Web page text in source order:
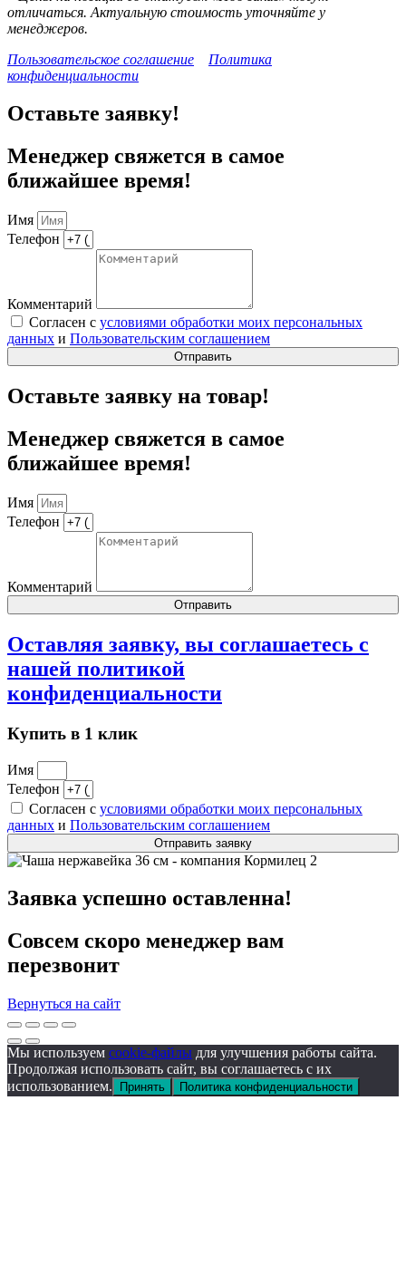
отличаться. Актуальную стоимость уточняйте у
менеджеров.
Пользовательское соглашение
Политика
конфиденциальности
Оставьте заявку!
Менеджер свяжется в самое
ближайшее время!
Имя
Телефон
Комментарий
Согласен с условиями обработки моих персональных
данных и Пользовательским соглашением
Отправить
Оставьте заявку на товар!
Менеджер свяжется в самое
ближайшее время!
Имя
Телефон
Комментарий
Отправить
Оставляя заявку, вы соглашаетесь с
нашей политикой
конфиденциальности
Купить в 1 клик
Имя
Телефон
Согласен с условиями обработки моих персональных
данных и Пользовательским соглашением
Отправить заявку
Заявка успешно оставленна!
Совсем скоро менеджер вам
перезвонит
Вернуться на сайт
Мы используем cookie-файлы для улучшения работы сайта.
Продолжая использовать сайт, вы соглашаетесь с их
использованием.
Принять Политика конфиденциальности